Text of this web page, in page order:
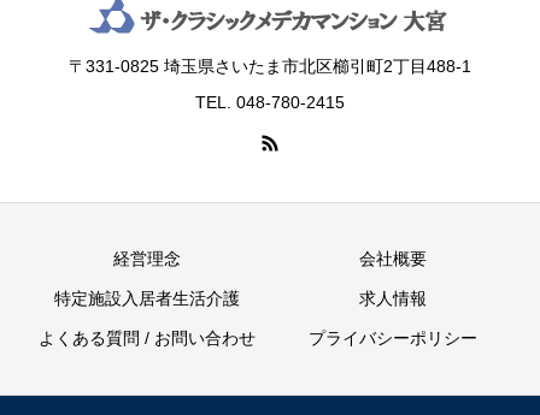
〒331-0825 埼玉県さいたま市北区櫛引町2丁目488‐1
TEL. 048-780-2415
経営理念 会社概要
特定施設入居者生活介護 求人情報
よくある質問 / お問い合わせ プライバシーポリシー